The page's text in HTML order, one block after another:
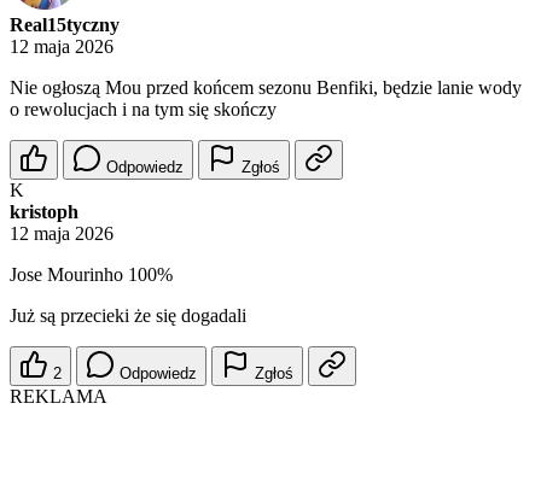
Real15tyczny
12 maja 2026
Nie ogłoszą Mou przed końcem sezonu Benfiki, będzie lanie wody
o rewolucjach i na tym się skończy
Odpowiedz Zgłoś
K
kristoph
12 maja 2026
Jose Mourinho 100%
Już są przecieki że się dogadali
2 Odpowiedz Zgłoś
REKLAMA